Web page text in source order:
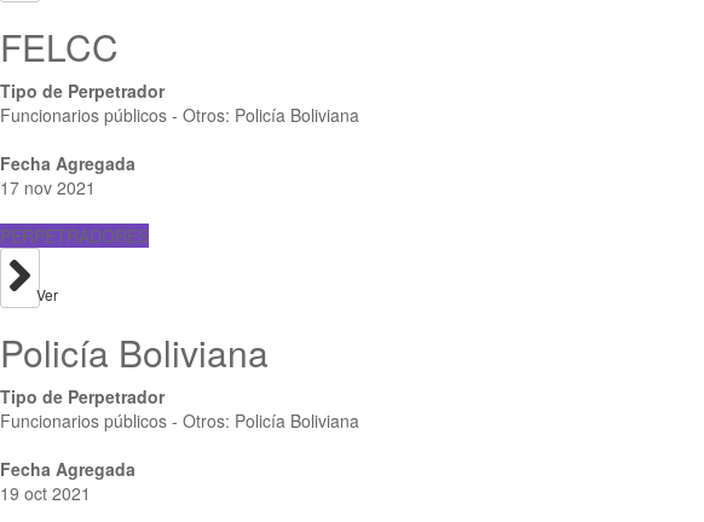
FELCC
Tipo de Perpetrador
Funcionarios públicos - Otros: Policía Boliviana
Fecha Agregada
17 nov 2021
PERPETRADORES
Ver
Policía Boliviana
Tipo de Perpetrador
Funcionarios públicos - Otros: Policía Boliviana
Fecha Agregada
19 oct 2021